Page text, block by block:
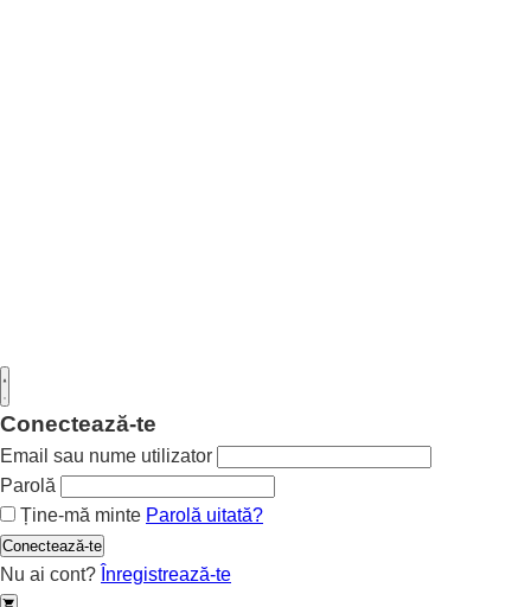
Conectează-te
Email sau nume utilizator
Parolă
Ține-mă minte Parolă uitată?
Conectează-te
Nu ai cont? Înregistrează-te